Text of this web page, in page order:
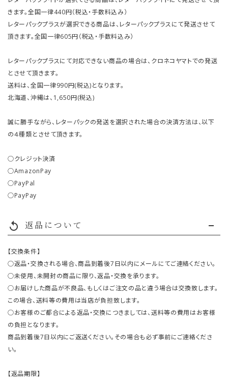
きます。全国一律440円（税込・手数料込み）
レターパックプラスが選択できる商品は、レターパックプラスにて発送させて
頂きます。全国一律605円（税込・手数料込み）
レターパックプラスにて対応できない商品の場合は、クロネコヤマトでの発送
とさせて頂きます。
送料は、全国一律990円(税込)となります。
北海道、沖縄は、1,650円(税込)
誠に勝手ながら、レターパックの発送を選択された場合の決済方法は、以下
の４種類とさせて頂きます。
○クレジット決済
○AmazonPay
○PayPal
○PayPay
replay 返品について
【交換条件】
○返品・交換される場合、商品到着後7日以内にメールにてご連絡ください。
○未使用、未開封の商品に限り、返品・交換を承ります。
○お届けした商品が不良品、もしくはご注文の品と違う場合は交換致します。
この場合、送料等の費用は当店が負担致します。
○お客様のご都合による返品・交換につきましては、送料等の費用はお客様
の負担となります。
商品到着後7日以内にご返送ください。その場合も必ず事前にご連絡くださ
い。
【返品期限】